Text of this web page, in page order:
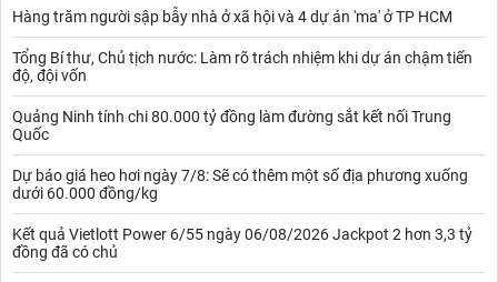
Hàng trăm người sập bẫy nhà ở xã hội và 4 dự án 'ma' ở TP HCM
Tổng Bí thư, Chủ tịch nước: Làm rõ trách nhiệm khi dự án chậm tiến
độ, đội vốn
Quảng Ninh tính chi 80.000 tỷ đồng làm đường sắt kết nối Trung
Quốc
Dự báo giá heo hơi ngày 7/8: Sẽ có thêm một số địa phương xuống
dưới 60.000 đồng/kg
Kết quả Vietlott Power 6/55 ngày 06/08/2026 Jackpot 2 hơn 3,3 tỷ
đồng đã có chủ